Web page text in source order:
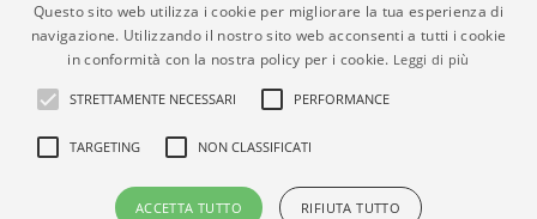
immobiliare-italia.it nè implica alcuna forma di
garanzia da parte di quest'ultima. immobiliare-italia.it
quindi non è responsabile della veridicità, della
correttezza, della completezza, della normativa in
materia di privacy e/o di alcun altro aspetto dei
Questo sito web utilizza i cookie per migliorare la tua esperienza di
navigazione. Utilizzando il nostro sito web acconsenti a tutti i cookie
in conformità con la nostra policy per i cookie. Leggi di più
STRETTAMENTE NECESSARI PERFORMANCE
TARGETING NON CLASSIFICATI
ACCETTA TUTTO RIFIUTA TUTTO